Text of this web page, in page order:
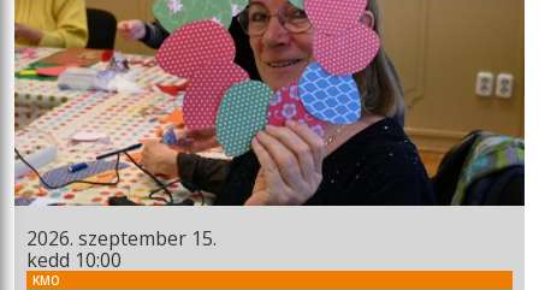
2026. szeptember 15.
kedd 10:00
KMO